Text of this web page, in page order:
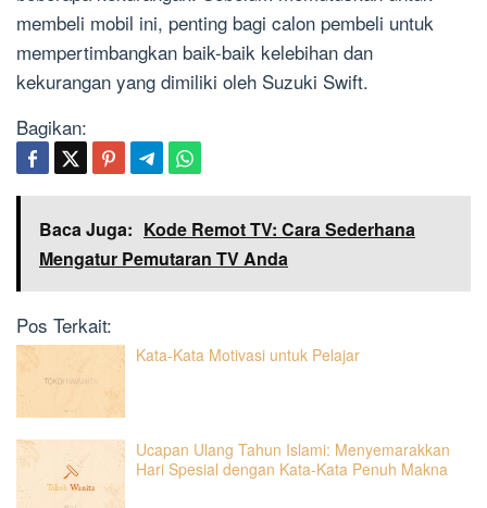
membeli mobil ini, penting bagi calon pembeli untuk
mempertimbangkan baik-baik kelebihan dan
kekurangan yang dimiliki oleh Suzuki Swift.
Bagikan:
Baca Juga: Kode Remot TV: Cara Sederhana
Mengatur Pemutaran TV Anda
Pos Terkait:
Kata-Kata Motivasi untuk Pelajar
Ucapan Ulang Tahun Islami: Menyemarakkan
Hari Spesial dengan Kata-Kata Penuh Makna